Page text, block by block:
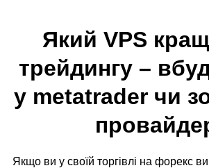
Який VPS
трейдингу –
у metatrader чи
Якщо ви у своїй торгівлі на форекс